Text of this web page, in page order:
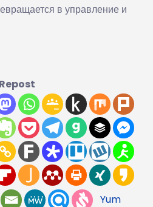
в управление и
Repost
Yum